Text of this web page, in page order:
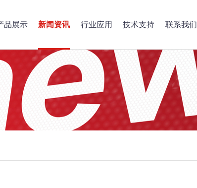
品展示 新闻资讯 行业应用 技术支持 联系我们